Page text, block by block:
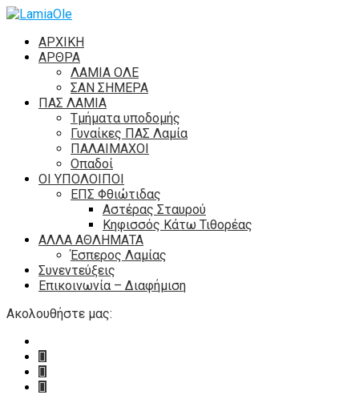
ΑΡΧΙΚΗ
ΑΡΘΡΑ
ΛΑΜΙΑ ΟΛΕ
ΣΑΝ ΣΗΜΕΡΑ
ΠΑΣ ΛΑΜΙΑ
Τμήματα υποδομής
Γυναίκες ΠΑΣ Λαμία
ΠΑΛΑΙΜΑΧΟΙ
Οπαδοί
ΟΙ ΥΠΟΛΟΙΠΟΙ
ΕΠΣ Φθιώτιδας
Αστέρας Σταυρού
Κηφισσός Κάτω Τιθορέας
ΑΛΛΑ ΑΘΛΗΜΑΤΑ
Έσπερος Λαμίας
Συνεντεύξεις
Επικοινωνία – Διαφήμιση
Ακολουθήστε μας: